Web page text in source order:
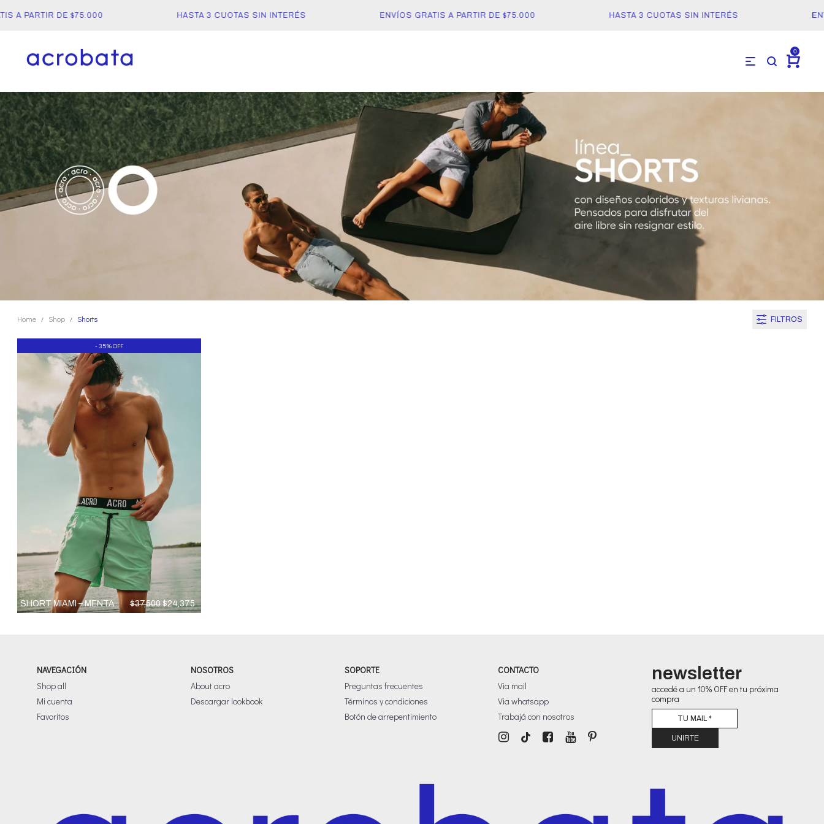
PARTIR DE $75.000 HASTA 3 CUOTAS SIN INTERÉS ENVÍOS GRATIS A PARTIR DE $75.000 HASTA 3 CUOTAS SIN INTERÉS
acrobata
0
Home / Shop / Shorts FILTROS
- 35% OFF
SHORT MIAMI – MENTA $37,500 El
precio
$24,375El
precio
NAVEGACIÓN
Shop all
Mi cuenta
Favoritos
NOSOTROS
About acro
Descargar lookbook
SOPORTE
Preguntas frecuentes
Términos y condiciones
Botón de arrepentimiento
CONTACTO
Via mail
Via whatsapp
Trabajá con nosotros
newsletter
accedé a un 10% OFF en tu próxima
compra